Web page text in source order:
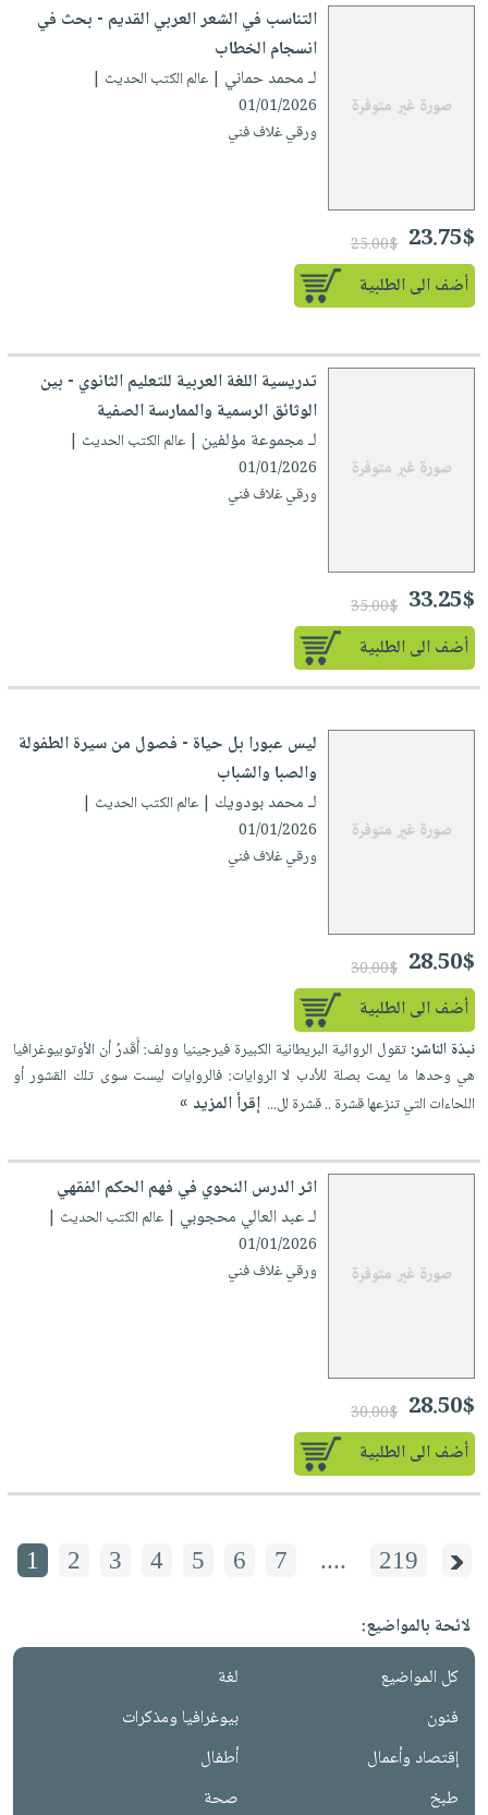
التناسب في الشعر العربي القديم - بحث في
انسجام الخطاب
لـ محمد حماني | عالم الكتب الحديث |
01/01/2026
ورقي غلاف فني
23.75$
25.00$
أضف الى الطلبية
تدريسية اللغة العربية للتعليم الثانوي - بين
الوثائق الرسمية والممارسة الصفية
لـ مجموعة مؤلفين | عالم الكتب الحديث |
01/01/2026
ورقي غلاف فني
33.25$
35.00$
أضف الى الطلبية
ليس عبورا بل حياة - فصول من سيرة الطفولة
والصبا والشباب
لـ محمد بودويك | عالم الكتب الحديث |
01/01/2026
ورقي غلاف فني
28.50$
30.00$
أضف الى الطلبية
نبذة الناشر: تقول الروائية البريطانية الكبيرة فيرجينيا وولف: أَقَدرُ أن الأوتوبيوغرافيا
هي وحدها ما يمت بصلة للأدب لا الروايات: فالروايات ليست سوى تلك القشور أو
اللحاءات التي تنزعها قشرة .. قشرة لل... إقرأ المزيد »
اثر الدرس النحوي في فهم الحكم الفقهي
لـ عبد العالي محجوبي | عالم الكتب الحديث |
01/01/2026
ورقي غلاف فني
28.50$
30.00$
أضف الى الطلبية
1 2 3 4 5 6 7 .... 219
لائحة بالمواضيع:
كل المواضيع
لغة
فنون
بيوغرافيا ومذكرات
إقتصاد وأعمال
أطفال
طبخ
صحة